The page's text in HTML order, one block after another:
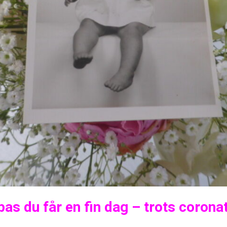
du får en fin dag – trots